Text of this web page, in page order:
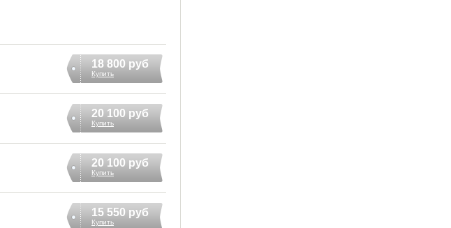
18 800 руб
Купить
20 100 руб
Купить
20 100 руб
Купить
15 550 руб
Купить